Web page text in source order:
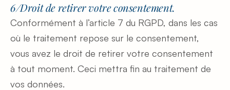
6/Droit de retirer votre consentement.
Conformément à l’article 7 du RGPD, dans les cas
où le traitement repose sur le consentement,
vous avez le droit de retirer votre consentement
à tout moment. Ceci mettra fin au traitement de
vos données.